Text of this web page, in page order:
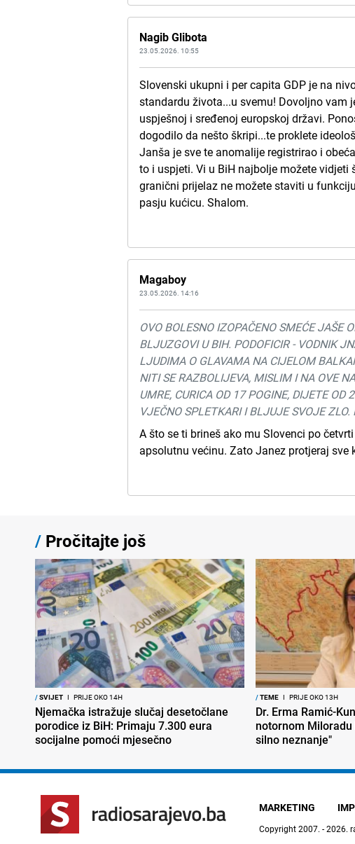
Nagib Glibota
23.05.2026. 10:55
Slovenski ukupni i per capita GDP je na
standardu života...u svemu! Dovoljno vam
uspješnoj i sređenoj europskoj državi.
dogodilo da nešto škripi...te proklete
Janša je sve te anomalije registrirao i
to i uspjeti. Vi u BiH najbolje možete
granični prijelaz ne možete staviti u
pasju kućicu. Shalom.
Magaboy
23.05.2026. 14:16
OVO BOLESNO IZOPAČENO SMEĆE JAŠE
BLJUZGOVI U BIH. PODOFICIR - VODNIK
LJUDIMA O GLAVAMA NA CIJELOM
NITI SE RAZBOLIJEVA, MISLIM I NA OVE
UMRE, CURICA OD 17 POGINE, DIJETE
VJEČNO SPLETKARI I BLJUJE SVOJE
A što se ti brineš ako mu Slovenci po
apsolutnu većinu. Zato Janez protjeraj sve
/ Pročitajte još
/SVIJET I PRIJE OKO 14H
Njemačka istražuje slučaj desetočlane
porodice iz BiH: Primaju 7.300 eura
socijalne pomoći mjesečno
/TEME I PRIJE OKO 13H
Dr. Erma Ramić-
notornom Miloradu
silno neznanje"
MARKETING
Copyright 2007. - 2026.